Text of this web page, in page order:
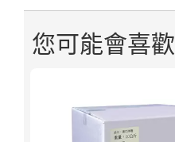
您可能會喜歡